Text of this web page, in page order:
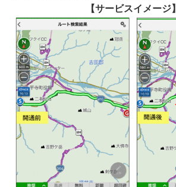
【サービスイメージ】